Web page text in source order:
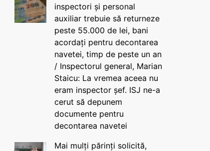
inspectori și personal
auxiliar trebuie să returneze
peste 55.000 de lei, bani
acordați pentru decontarea
navetei, timp de peste un an
/ Inspectorul general, Marian
Staicu: La vremea aceea nu
eram inspector șef. ISJ ne-a
cerut să depunem
documente pentru
decontarea navetei
Mai mulți părinți solicită,